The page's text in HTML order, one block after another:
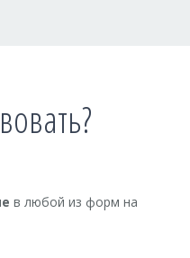
в любой из форм на